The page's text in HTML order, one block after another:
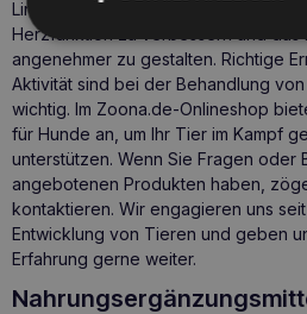
Linie in der Verabreichung von
Herzfunktion zu verbessern und das
angenehmer zu gestalten. Richtige
Aktivität sind bei der Behandlung
wichtig. Im Zoona.de-Onlineshop
für Hunde an, um Ihr Tier im Kampf
unterstützen. Wenn Sie Fragen oder
angebotenen Produkten haben,
kontaktieren. Wir engagieren uns
Entwicklung von Tieren und geben
Erfahrung gerne weiter.